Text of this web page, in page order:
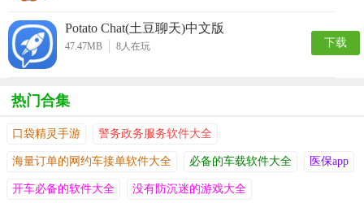
Potato Chat(土豆聊天)中文版
47.47MB 8 人在玩 下载
热门合集
口袋精灵手游 警务政务服务软件大全
海量订单的网约车接单软件大全 必备的车载软件大全 医保app
开车必备的软件大全 没有防沉迷的游戏大全